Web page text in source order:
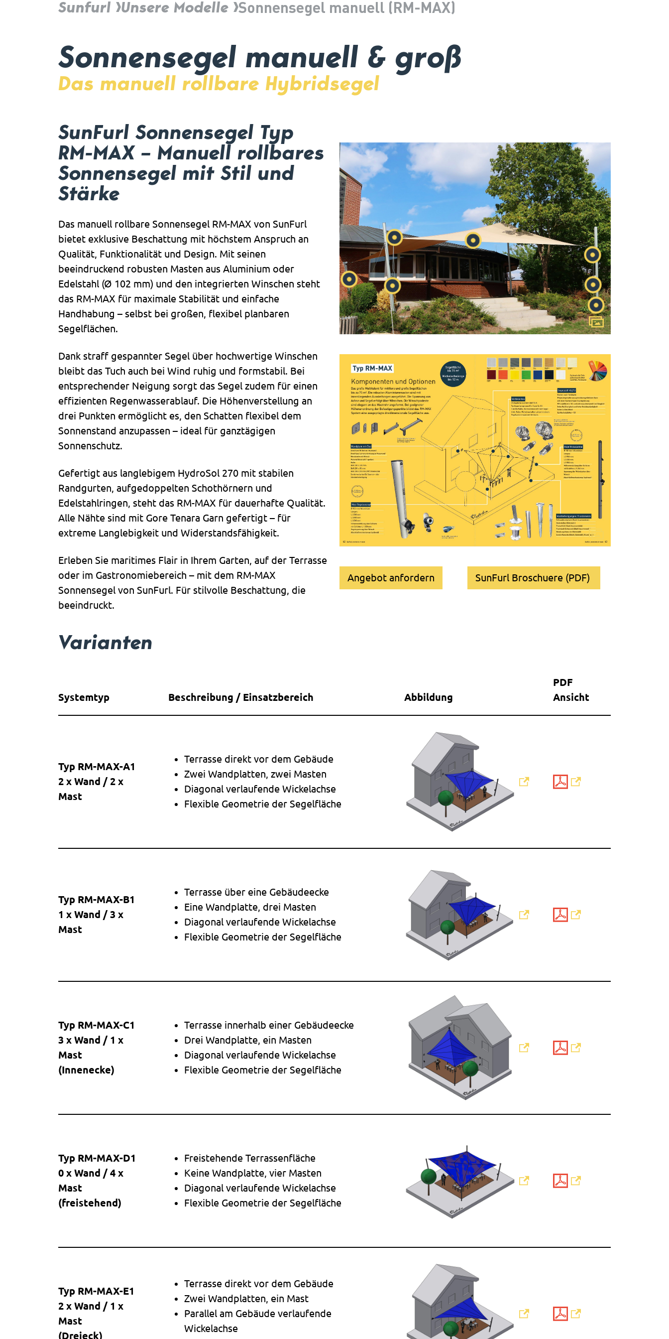
Sunfurl Unsere Modelle Sonnensegel manuell (RM-MAX)
Sonnensegel manuell & groß
Das manuell rollbare Hybridsegel
SunFurl Sonnensegel Typ
RM-MAX – Manuell rollbares
Sonnensegel mit Stil und
Stärke
Das manuell rollbare Sonnensegel RM-MAX von SunFurl
bietet exklusive Beschattung mit höchstem Anspruch an
Qualität, Funktionalität und Design. Mit seinen
beeindruckend robusten Masten aus Aluminium oder
Edelstahl (Ø 102 mm) und den integrierten Winschen steht
das RM-MAX für maximale Stabilität und einfache
Handhabung – selbst bei großen, flexibel planbaren
Segelflächen.
Dank straff gespannter Segel über hochwertige Winschen
bleibt das Tuch auch bei Wind ruhig und formstabil. Bei
entsprechender Neigung sorgt das Segel zudem für einen
effizienten Regenwasserablauf. Die Höhenverstellung an
drei Punkten ermöglicht es, den Schatten flexibel dem
Sonnenstand anzupassen – ideal für ganztägigen
Sonnenschutz.
Gefertigt aus langlebigem HydroSol 270 mit stabilen
Randgurten, aufgedoppelten Schothörnern und
Edelstahlringen, steht das RM-MAX für dauerhafte Qualität.
Alle Nähte sind mit Gore Tenara Garn gefertigt – für
extreme Langlebigkeit und Widerstandsfähigkeit.
Erleben Sie maritimes Flair in Ihrem Garten, auf der Terrasse
oder im Gastronomiebereich – mit dem RM-MAX
Sonnensegel von SunFurl. Für stilvolle Beschattung, die
beeindruckt.
Angebot anfordern SunFurl Broschuere (PDF)
Varianten
Systemtyp Beschreibung / Einsatzbereich Abbildung
PDF
Ansicht
Typ RM-MAX-A1
2 x Wand / 2 x
Mast
Terrasse direkt vor dem Gebäude
Zwei Wandplatten, zwei Masten
Diagonal verlaufende Wickelachse
Flexible Geometrie der Segelfläche
Typ RM-MAX-B1
1 x Wand / 3 x
Mast
Terrasse über eine Gebäudeecke
Eine Wandplatte, drei Masten
Diagonal verlaufende Wickelachse
Flexible Geometrie der Segelfläche
Typ RM-MAX-C1
3 x Wand / 1 x
Mast
(Innenecke)
Terrasse innerhalb einer Gebäudeecke
Drei Wandplatte, ein Masten
Diagonal verlaufende Wickelachse
Flexible Geometrie der Segelfläche
Typ RM-MAX-D1
0 x Wand / 4 x
Mast
(freistehend)
Freistehende Terrassenfläche
Keine Wandplatte, vier Masten
Diagonal verlaufende Wickelachse
Flexible Geometrie der Segelfläche
Typ RM-MAX-E1
2 x Wand / 1 x
Mast
(Dreieck)
Terrasse direkt vor dem Gebäude
Zwei Wandplatten, ein Mast
Parallel am Gebäude verlaufende
Wickelachse